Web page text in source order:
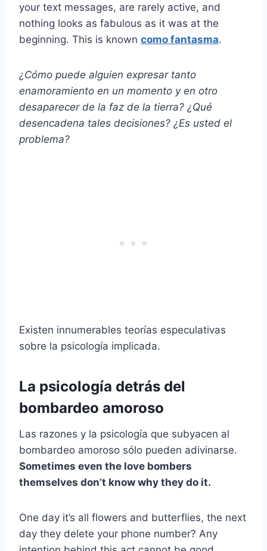
your text messages, are rarely active, and
nothing looks as fabulous as it was at the
beginning. This is known como fantasma.
¿Cómo puede alguien expresar tanto
enamoramiento en un momento y en otro
desaparecer de la faz de la tierra? ¿Qué
desencadena tales decisiones? ¿Es usted el
problema?
Existen innumerables teorías especulativas
sobre la psicología implicada.
La psicología detrás del
bombardeo amoroso
Las razones y la psicología que subyacen al
bombardeo amoroso sólo pueden adivinarse.
Sometimes even the love bombers
themselves don’t know why they do it.
One day it’s all flowers and butterflies, the next
day they delete your phone number? Any